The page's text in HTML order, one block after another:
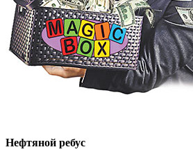
Нефтяной ребус